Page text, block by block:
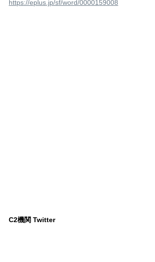
https://eplus.jp/sf/word/0000159008
C2機関 Twitter